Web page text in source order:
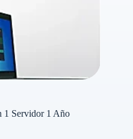
1 Servidor 1 Año